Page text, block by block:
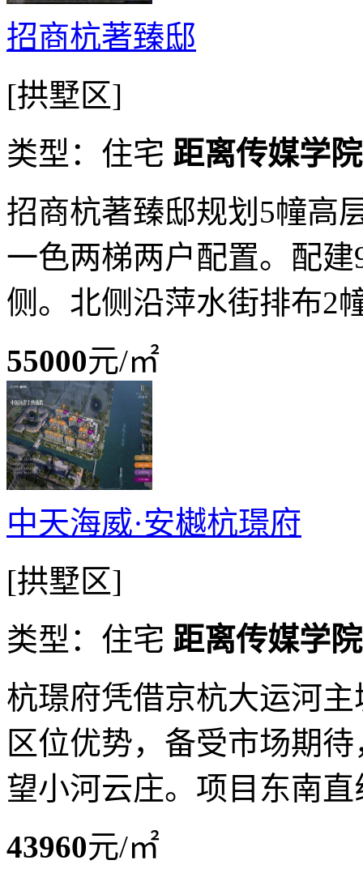
招商杭著臻邸
[拱墅区]
类型：住宅 距离传媒学
招商杭著臻邸规划5幢高
一色两梯两户配置。配
侧。北侧沿萍水街排布2
55000元/㎡
中天海威·安樾杭璟府
[拱墅区]
类型：住宅 距离传媒学
杭璟府凭借京杭大运河
区位优势，备受市场期
望小河云庄。项目东南直
43960元/㎡